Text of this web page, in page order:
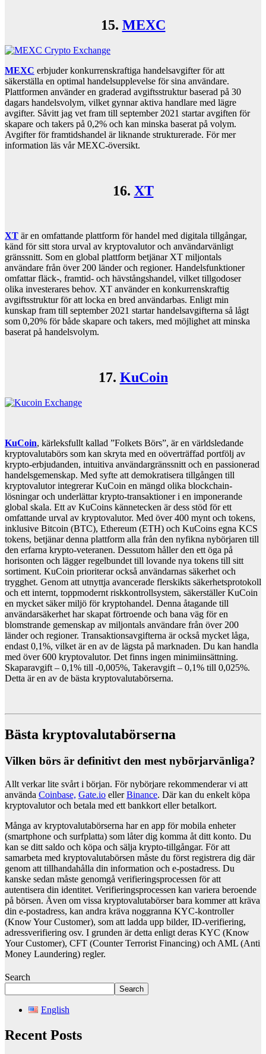
15. MEXC
MEXC erbjuder konkurrenskraftiga handelsavgifter för att
säkerställa en optimal handelsupplevelse för sina användare.
Plattformen använder en graderad avgiftsstruktur baserad på 30
dagars handelsvolym, vilket gynnar aktiva handlare med lägre
avgifter. Såvitt jag vet fram till september 2021 startar avgiften för
skapare och takers på 0,2% och kan minska baserat på volym.
Avgifter för framtidshandel är liknande strukturerade. För mer
information läs vår MEXC-översikt.
16. XT
XT är en omfattande plattform för handel med digitala tillgångar,
känd för sitt stora urval av kryptovalutor och användarvänligt
gränssnitt. Som en global plattform betjänar XT miljontals
användare från över 200 länder och regioner. Handelsfunktioner
omfattar fläck-, framtid- och hävstångshandel, vilket tillgodoser
olika investerares behov. XT använder en konkurrenskraftig
avgiftsstruktur för att locka en bred användarbas. Enligt min
kunskap fram till september 2021 startar handelsavgifterna så lågt
som 0,20% för både skapare och takers, med möjlighet att minska
baserat på handelsvolym.
17. KuCoin
KuCoin, kärleksfullt kallad ”Folkets Börs”, är en världsledande
kryptovalutabörs som kan skryta med en oöverträffad portfölj av
krypto-erbjudanden, intuitiva användargränssnitt och en passionerad
handelsgemenskap. Med syfte att demokratisera tillgången till
kryptovalutor integrerar KuCoin en mängd olika blockchain-
lösningar och underlättar krypto-transaktioner i en imponerande
global skala. Ett av KuCoins kännetecken är dess stöd för ett
omfattande urval av kryptovalutor. Med över 400 mynt och tokens,
inklusive Bitcoin (BTC), Ethereum (ETH) och KuCoins egna KCS
tokens, betjänar denna plattform alla från den nyfikna nybörjaren till
den erfarna krypto-veteranen. Dessutom håller den ett öga på
horisonten och lägger regelbundet till lovande nya tokens till sitt
sortiment. KuCoin prioriterar också användarnas säkerhet och
trygghet. Genom att utnyttja avancerade flerskikts säkerhetsprotokoll
och ett internt, toppmodernt riskkontrollsystem, säkerställer KuCoin
en mycket säker miljö för kryptohandel. Denna åtagande till
användarsäkerhet har skapat förtroende och bana väg för en
blomstrande gemenskap av miljontals användare från över 200
länder och regioner. Transaktionsavgifterna är också mycket låga,
endast 0,1%, vilket är en av de lägsta på marknaden. Du kan handla
med över 600 kryptovalutor. Det finns ingen minimiinsättning.
Skaparavgift – 0,1% till -0,005%, Takeravgift – 0,1% till 0,025%.
Detta är en av de bästa kryptovalutabörserna.
Bästa kryptovalutabörserna
Vilken börs är definitivt den mest nybörjarvänliga?
Allt verkar lite svårt i början. För nybörjare rekommenderar vi att
använda Coinbase, Gate.io ellerBinance. Där kan du enkelt köpa
kryptovalutor och betala med ett bankkort eller betalkort.
Många av kryptovalutabörserna har en app för mobila enheter
(smartphone och surfplatta) som låter dig komma åt ditt konto. Du
kan se ditt saldo och köpa och sälja krypto-tillgångar. För att
samarbeta med kryptovalutabörsen måste du först registrera dig där
genom att tillhandahålla din information och e-postadress. Du
kanske sedan måste genomgå verifieringsprocessen för att
autentisera din identitet. Verifieringsprocessen kan variera beroende
på börsen. Även om vissa kryptovalutabörser bara kommer att kräva
din e-postadress, kan andra kräva noggranna KYC-kontroller
(Know Your Customer), som att ladda upp bilder, ID-verifiering,
adressverifiering osv. I grunden är detta enligt deras KYC (Know
Your Customer), CFT (Counter Terrorist Financing) och AML (Anti
Money Laundering) regler.
Search
Search
English
Recent Posts